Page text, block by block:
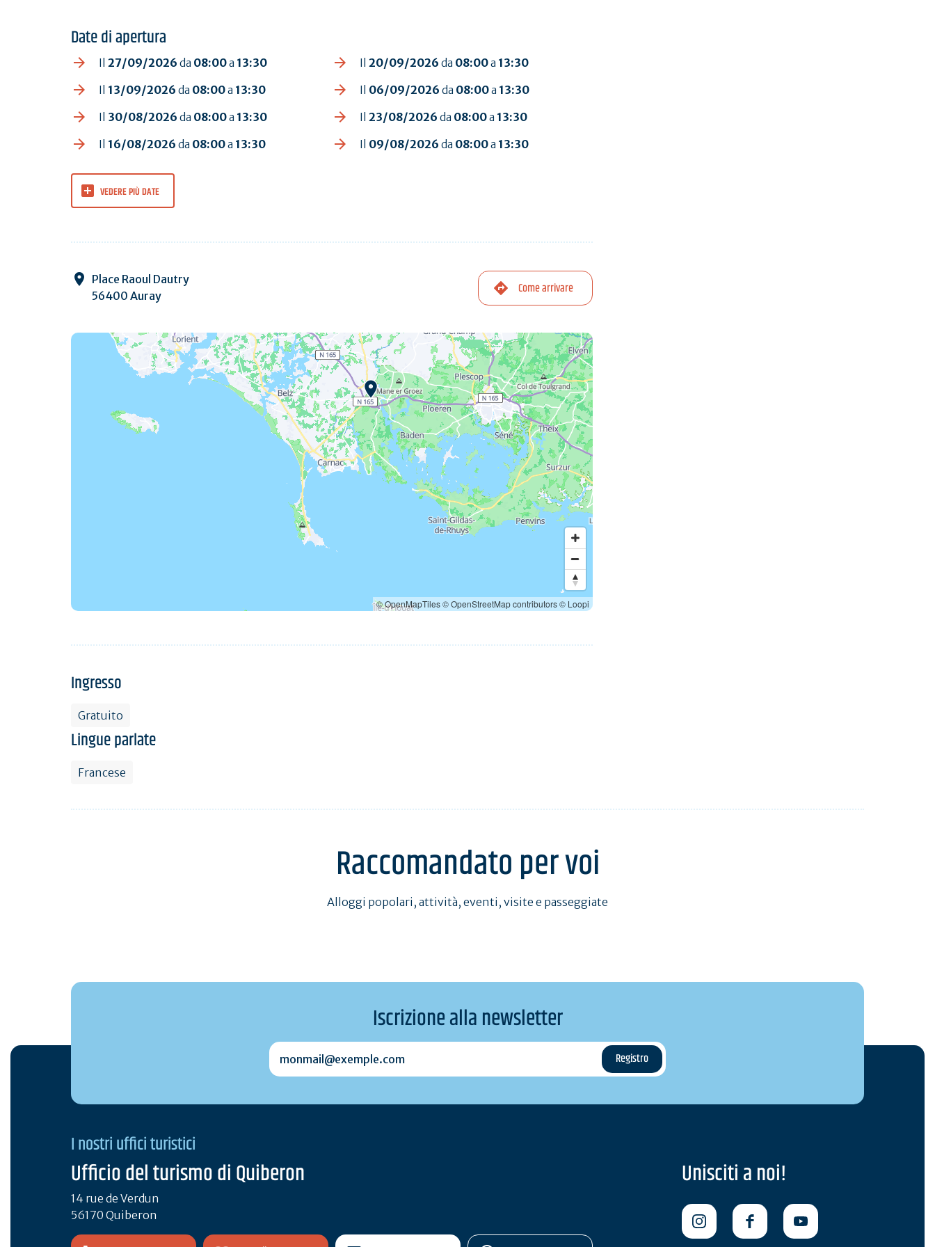
Date di apertura
Il 27/09/2026 da 08:00a 13:30 Il 20/09/2026 da 08:00a 13:30
Il 13/09/2026 da 08:00a 13:30 Il 06/09/2026 da 08:00a 13:30
Il 30/08/2026 da 08:00a 13:30 Il 23/08/2026 da 08:00a 13:30
Il 16/08/2026 da 08:00a 13:30 Il 09/08/2026 da 08:00a 13:30
VEDERE PIÙ DATE
Place Raoul Dautry
56400 Auray
Come arrivare
© OpenMapTiles© OpenStreetMap contributors© Loopi
Ingresso
Gratuito
Lingue parlate
Francese
Raccomandato per voi
Alloggi popolari, attività, eventi, visite e passeggiate
Iscrizione alla newsletter
monmail@exemple.com
I nostri uffici turistici
Ufficio del turismo di Quiberon
14 rue de Verdun
56170 Quiberon
Unisciti a noi!